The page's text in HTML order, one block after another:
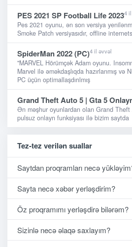
PES 2021 SP Football Life 20234
Pes 2021 oyunu, ən son versiya
Smoke Patch versiyasıdır, offline
SpiderMan 2022 (PC)4 il əvvəl
"MARVEL Hörümçək Adam oyunu.
Marvel ilə əməkdaşlıqda hazırlanmış və
PC üçün optimallaşdırılmış
Grand Theft Auto 5 | Gta 5
Ən məşhur oyunlardan olan Grand
pulsuz onlayn funksiyası ilə bizim saytda
Tez-tez verilən suallar
Saytdan proqramları necə
Sayta necə xəbər yerləşdirim?
Öz proqramımı yerləşdirə bilərəm?
Sizinlə necə əlaqə saxlayım?